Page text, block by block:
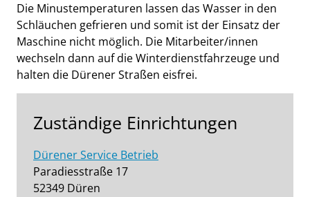
Die Minustemperaturen lassen das Wasser in den
Schläuchen gefrieren und somit ist der Einsatz der
Maschine nicht möglich. Die Mitarbeiter/innen
wechseln dann auf die Winterdienstfahrzeuge und
halten die Dürener Straßen eisfrei.
Zuständige Einrichtungen
Dürener Service Betrieb
Paradiesstraße 17
52349 Düren